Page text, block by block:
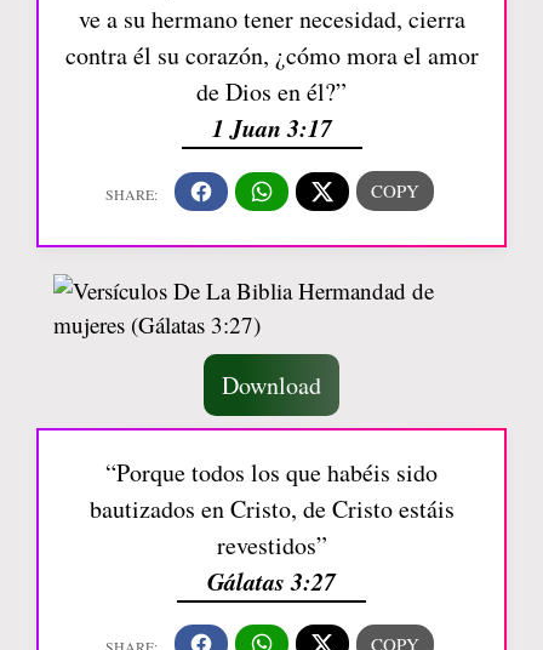
ve a su hermano tener necesidad, cierra
contra él su corazón, ¿cómo mora el amor
de Dios en él?”
1 Juan 3:17
Download
“Porque todos los que habéis sido
bautizados en Cristo, de Cristo estáis
revestidos”
Gálatas 3:27